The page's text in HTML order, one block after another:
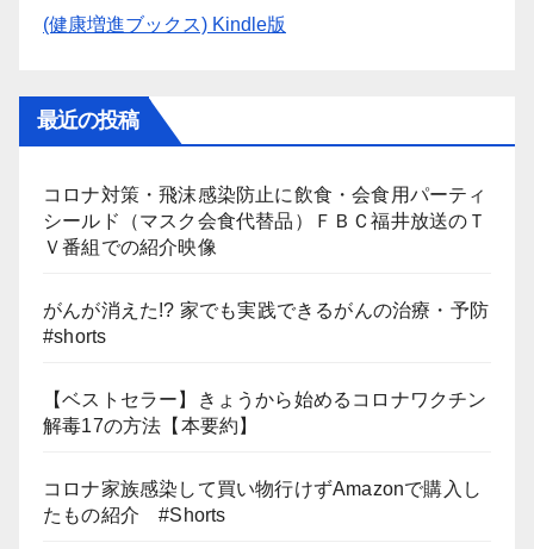
(健康増進ブックス) Kindle版
最近の投稿
コロナ対策・飛沫感染防止に飲食・会食用パーティ
シールド（マスク会食代替品）ＦＢＣ福井放送のＴ
Ｖ番組での紹介映像
がんが消えた!? 家でも実践できるがんの治療・予防
#shorts
【ベストセラー】きょうから始めるコロナワクチン
解毒17の方法【本要約】
コロナ家族感染して買い物行けずAmazonで購入し
たもの紹介 #Shorts